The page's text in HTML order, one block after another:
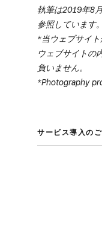
執筆は​2019年8
参照しています。
*当ウェブサイ
ウェブサイトの​
負いません。
*Photography
サービス導入の​